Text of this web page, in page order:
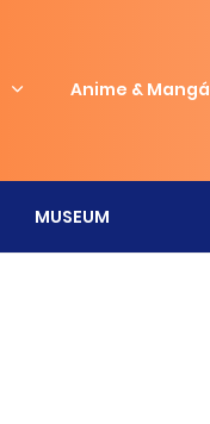
Anime & Mangá
MUSEUM